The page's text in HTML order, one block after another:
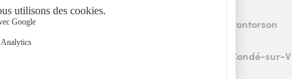
Fleuristes à Pontorson
Fleuristes à Condé-sur-